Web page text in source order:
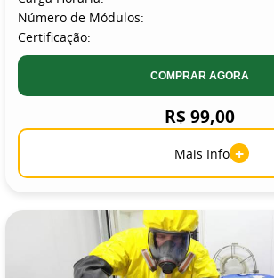
Número de Módulos:
Certificação:
COMPRAR AGORA
R$ 99,00
Mais Info +